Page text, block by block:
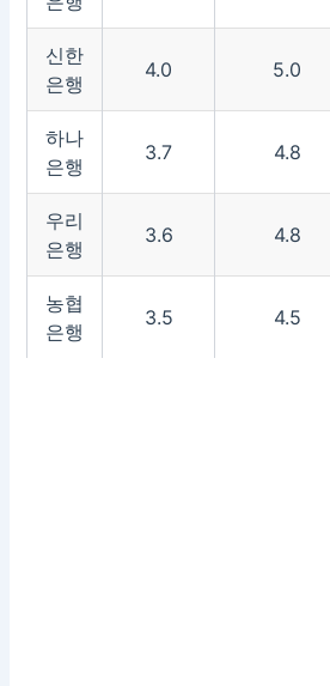
신한
은행
4.0 5.0
하나
은행
3.7 4.8
우리
은행
3.6 4.8
농협
은행
3.5 4.5